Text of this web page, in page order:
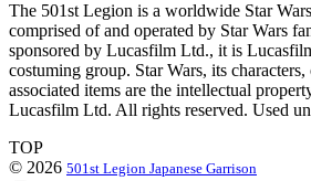
The 501st Legion is a worldwide Star
comprised of and operated by Star Wars
sponsored by Lucasfilm Ltd., it is
costuming group. Star Wars, its characters,
associated items are the intellectual
Lucasfilm Ltd. All rights reserved. Used
TOP
© 2026 501st Legion Japanese Garrison